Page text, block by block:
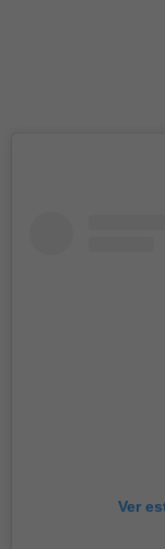
Ver